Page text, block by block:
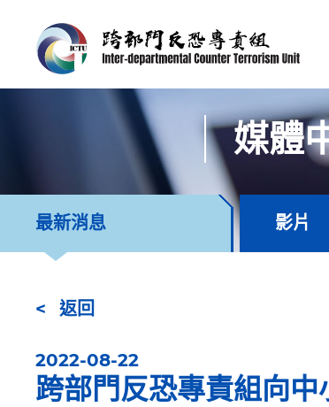
媒體
最新消息 影片
返回
2022-08-22
跨部門反恐專責組向中